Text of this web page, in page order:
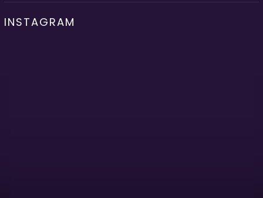
INSTAGRAM